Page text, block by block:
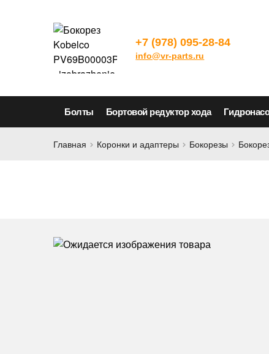
+7 (978) 095-28-84
info@vr-parts.ru
Болты Бортовой редуктор хода
Главная Коронки и адаптеры Бокорезы